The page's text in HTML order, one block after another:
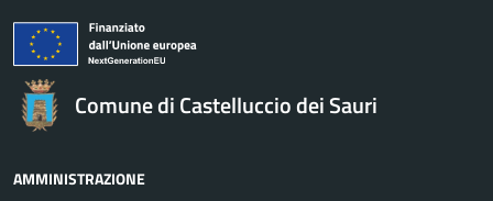
Comune di Castelluccio dei Sauri
AMMINISTRAZIONE